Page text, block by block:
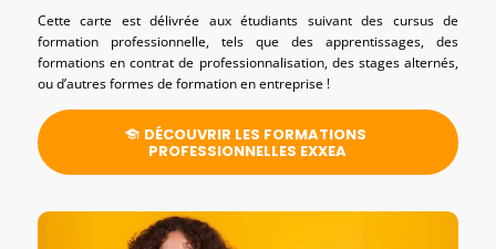
Cette carte est délivrée aux étudiants suivant des cursus de
formation professionnelle, tels que des apprentissages, des
formations en contrat de professionnalisation, des stages alternés,
ou d’autres formes de formation en entreprise !
DÉCOUVRIR LES FORMATIONS
PROFESSIONNELLES EXXEA